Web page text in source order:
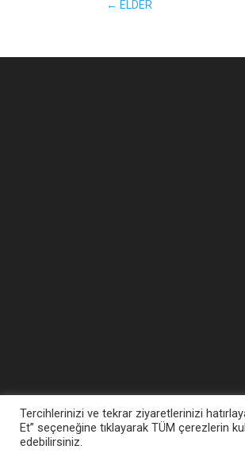
← ELDER
Tercihlerinizi ve tekrar ziyaretlerinizi
Et” seçeneğine tıklayarak TÜM çerezlerin
edebilirsiniz.